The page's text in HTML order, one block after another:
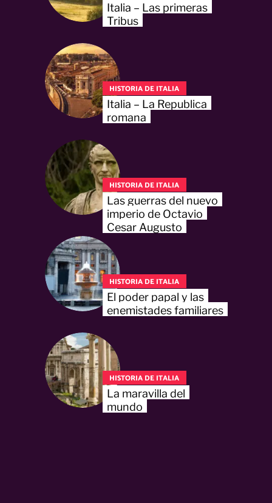
Italia – Las primeras
Tribus
HISTORIA DE ITALIA
Italia – La Republica
romana
HISTORIA DE ITALIA
Las guerras del nuevo
imperio de Octavio
Cesar Augusto
HISTORIA DE ITALIA
El poder papal y las
enemistades familiares
HISTORIA DE ITALIA
La maravilla del
mundo